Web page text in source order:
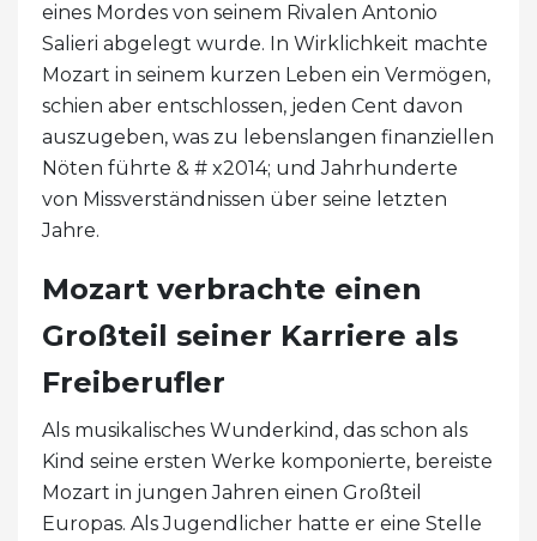
eines Mordes von seinem Rivalen Antonio
Salieri abgelegt wurde. In Wirklichkeit machte
Mozart in seinem kurzen Leben ein Vermögen,
schien aber entschlossen, jeden Cent davon
auszugeben, was zu lebenslangen finanziellen
Nöten führte & # x2014; und Jahrhunderte
von Missverständnissen über seine letzten
Jahre.
Mozart verbrachte einen
Großteil seiner Karriere als
Freiberufler
Als musikalisches Wunderkind, das schon als
Kind seine ersten Werke komponierte, bereiste
Mozart in jungen Jahren einen Großteil
Europas. Als Jugendlicher hatte er eine Stelle